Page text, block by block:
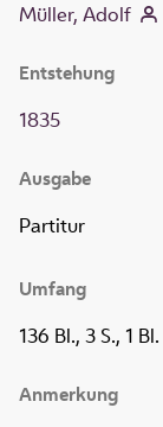
Müller, Adolf
Entstehung
1835
Ausgabe
Partitur
Umfang
136 Bl., 3 S., 1
Anmerkung